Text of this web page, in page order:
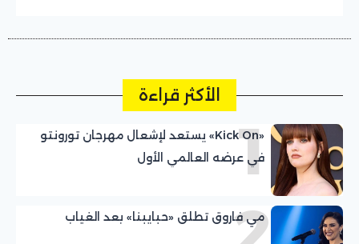
الأكثر قراءة
1
«Kick On» يستعد لإشعال مهرجان تورونتو
في عرضه العالمي الأول
مي فاروق تطلق «حبايبنا» بعد الغياب